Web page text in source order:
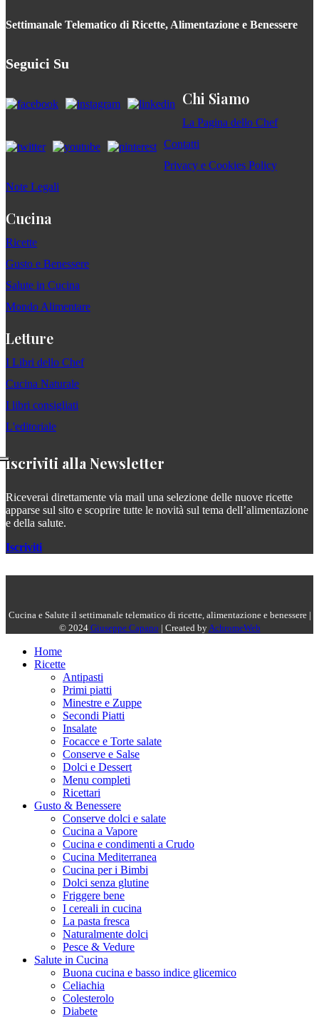
Settimanale Telematico di Ricette, Alimentazione e Benessere
Seguici Su
Chi Siamo
La Pagina dello Chef
Contatti
Privacy e Cookies Policy
Note Legali
Cucina
Ricette
Gusto e Benessere
Salute in Cucina
Mondo Alimentare
Letture
I Libri dello Chef
Cucina Naturale
I libri consigliati
L'editoriale
Iscriviti alla Newsletter
Riceverai direttamente via mail una selezione delle nuove ricette
apparse sul sito e scoprire tutte le novità sul tema dell’alimentazione
e della salute.
Iscriviti
Cucina e Salute il settimanale telematico di ricette, alimentazione e benessere |
© 2024 Giuseppe Capano | Created byAchromeWeb
Home
Ricette
Antipasti
Primi piatti
Minestre e Zuppe
Secondi Piatti
Insalate
Focacce e Torte salate
Conserve e Salse
Dolci e Dessert
Menu completi
Ricettari
Gusto & Benessere
Conserve dolci e salate
Cucina a Vapore
Cucina e condimenti a Crudo
Cucina Mediterranea
Cucina per i Bimbi
Dolci senza glutine
Friggere bene
I cereali in cucina
La pasta fresca
Naturalmente dolci
Pesce & Vedure
Salute in Cucina
Buona cucina e basso indice glicemico
Celiachia
Colesterolo
Diabete